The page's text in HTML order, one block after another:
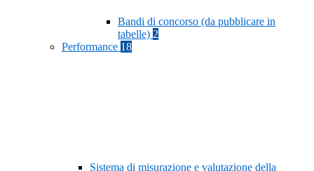
Bandi di concorso (da pubblicare in
tabelle) 2
Performance 18
Sistema di misurazione e valutazione della